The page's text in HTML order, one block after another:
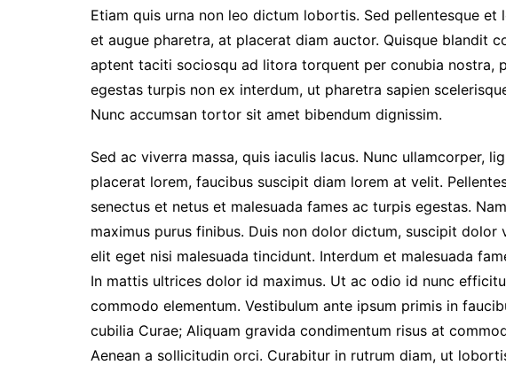
Etiam quis urna non leo dictum lobortis. Sed pellentesque et
et augue pharetra, at placerat diam auctor. Quisque blandit
aptent taciti sociosqu ad litora torquent per conubia nostra,
egestas turpis non ex interdum, ut pharetra sapien
Nunc accumsan tortor sit amet bibendum dignissim.
Sed ac viverra massa, quis iaculis lacus. Nunc ullamcorper,
placerat lorem, faucibus suscipit diam lorem at velit.
senectus et netus et malesuada fames ac turpis egestas.
maximus purus finibus. Duis non dolor dictum, suscipit dolor
elit eget nisi malesuada tincidunt. Interdum et malesuada
In mattis ultrices dolor id maximus. Ut ac odio id nunc
commodo elementum. Vestibulum ante ipsum primis in
cubilia Curae; Aliquam gravida condimentum risus at
Aenean a sollicitudin orci. Curabitur in rutrum diam, ut